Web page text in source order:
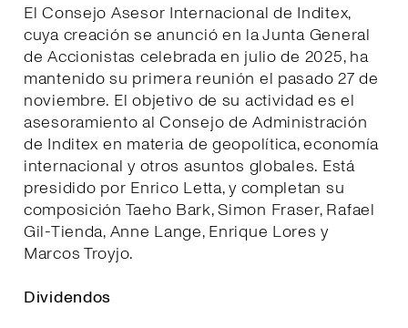
El Consejo Asesor Internacional de Inditex,
cuya creación se anunció en la Junta General
de Accionistas celebrada en julio de 2025, ha
mantenido su primera reunión el pasado 27 de
noviembre. El objetivo de su actividad es el
asesoramiento al Consejo de Administración
de Inditex en materia de geopolítica, economía
internacional y otros asuntos globales. Está
presidido por Enrico Letta, y completan su
composición Taeho Bark, Simon Fraser, Rafael
Gil-Tienda, Anne Lange, Enrique Lores y
Marcos Troyjo.
Dividendos